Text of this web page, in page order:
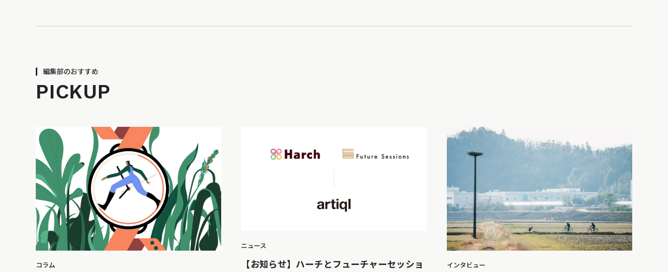
編集部のおすすめ
PICKUP
コラム
ニュース
【お知らせ】ハーチとフューチャーセッショ
インタビュー